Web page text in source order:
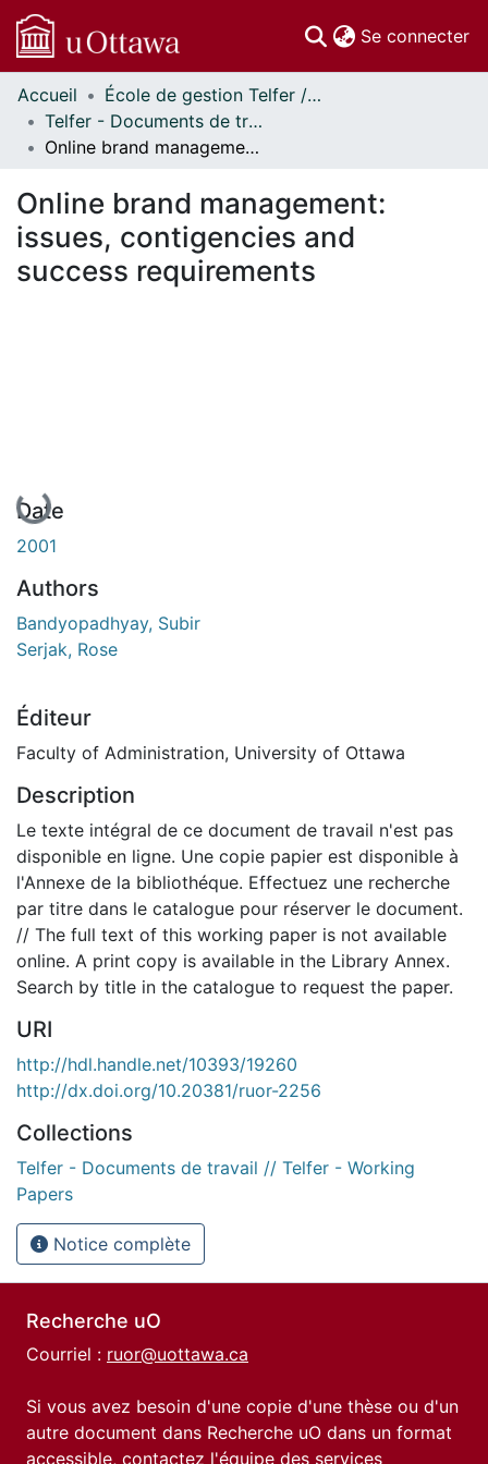
Se connecter
Communautés
et collections
Parcourir
À propos
Accueil
École de gestion Telfer // Telfer School of Management
Telfer - Documents de travail // Telfer - Working Papers
Online brand management: issues, contigencies and success requirements
Online brand management:
issues, contigencies and
success requirements
Date
2001
Authors
Bandyopadhyay, Subir
Serjak, Rose
Éditeur
Faculty of Administration, University of Ottawa
Description
Le texte intégral de ce document de travail n'est pas
disponible en ligne. Une copie papier est disponible à
l'Annexe de la bibliothéque. Effectuez une recherche
par titre dans le catalogue pour réserver le document.
// The full text of this working paper is not available
online. A print copy is available in the Library Annex.
Search by title in the catalogue to request the paper.
URI
http://hdl.handle.net/10393/19260
http://dx.doi.org/10.20381/ruor-2256
Collections
Telfer - Documents de travail // Telfer - Working
Papers
Notice complète
Recherche uO
Courriel : ruor@uottawa.ca
Si vous avez besoin d'une copie d'une thèse ou d'un
autre document dans Recherche uO dans un format
accessible, contactez l'équipe des services